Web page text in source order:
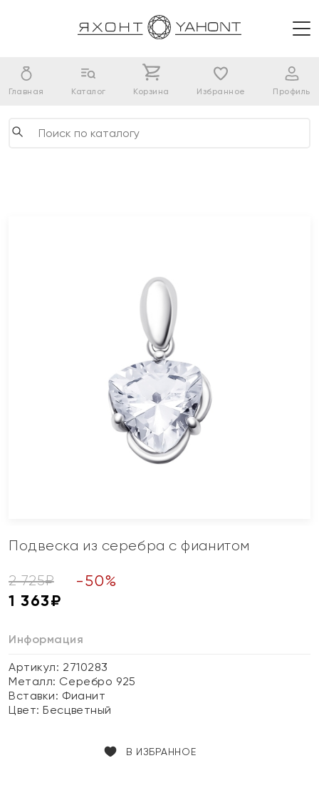
Главная Каталог Корзина Избранное Профиль
Подвеска из серебра с фианитом
2 725₽ -50%
1 363₽
Информация
Артикул: 2710283
Металл: Серебро 925
Вставки: Фианит
Цвет:Бесцветный
В ИЗБРАННОЕ